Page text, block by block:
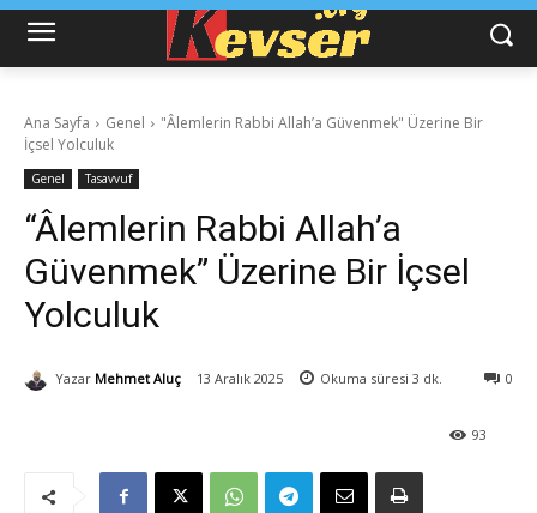
Ana Sayfa Genel
"Âlemlerin Rabbi Allah’a Güvenmek" Üzerine Bir
İçsel Yolculuk
Genel Tasavvuf
“Âlemlerin Rabbi Allah’a
Güvenmek” Üzerine Bir İçsel
Yolculuk
Yazar Mehmet Aluç 13 Aralık 2025 Okuma süresi 3 dk. 0
93